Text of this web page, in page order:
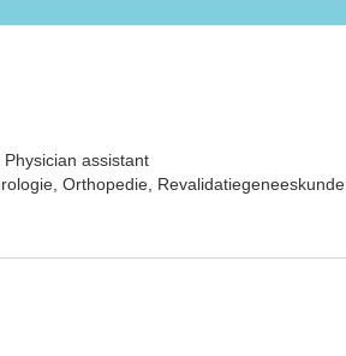
assistant
Orthopedie, Revalidatiegeneeskunde